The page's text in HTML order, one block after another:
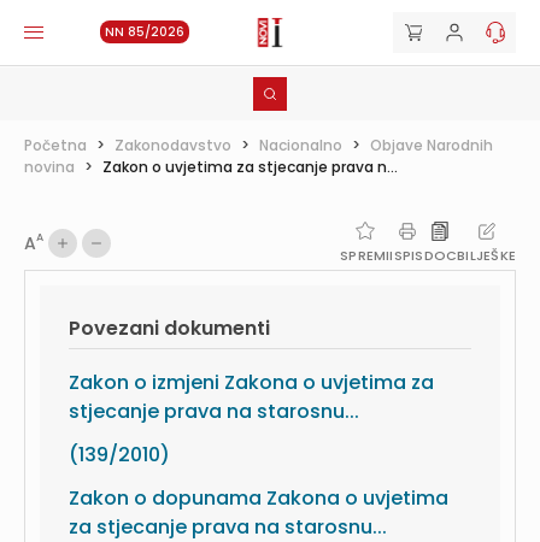
NN 85/2026
Početna > Zakonodavstvo > Nacionalno > Objave Narodnih
novina > Zakon o uvjetima za stjecanje prava n...
AA
SPREMIISPISDOCBILJEŠKE
Povezani dokumenti
Zakon o izmjeni Zakona o uvjetima za
stjecanje prava na starosnu...
(139/2010)
Zakon o dopunama Zakona o uvjetima
za stjecanje prava na starosnu...